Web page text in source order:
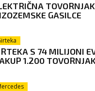
GASILCE
S 74 MILIJONI
1.200